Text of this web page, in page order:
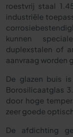
roestvrij staal
industriële
kunnen
duplexstalen of
aanvraag worden
De glazen buis
Borosilicaatglas
door hoge
zeer goede
De afdichting